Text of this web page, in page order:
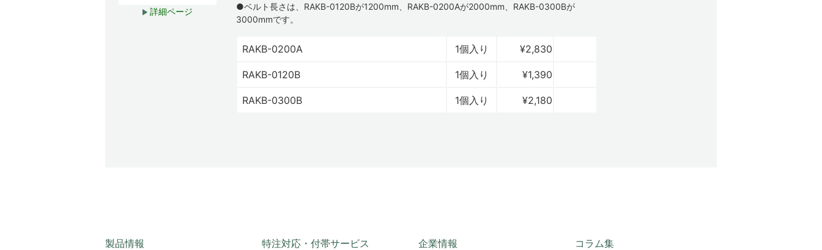
詳細ページ
●ベルト長さは、RAKB-0120Bが1200mm、RAKB-0200Aが2000mm、RAKB-0300Bが
3000mmです。
RAKB-0200A 1個入り ¥2,830
RAKB-0120B 1個入り ¥1,390
RAKB-0300B 1個入り ¥2,180
製品情報 特注対応・付帯サービス 企業情報 コラム集